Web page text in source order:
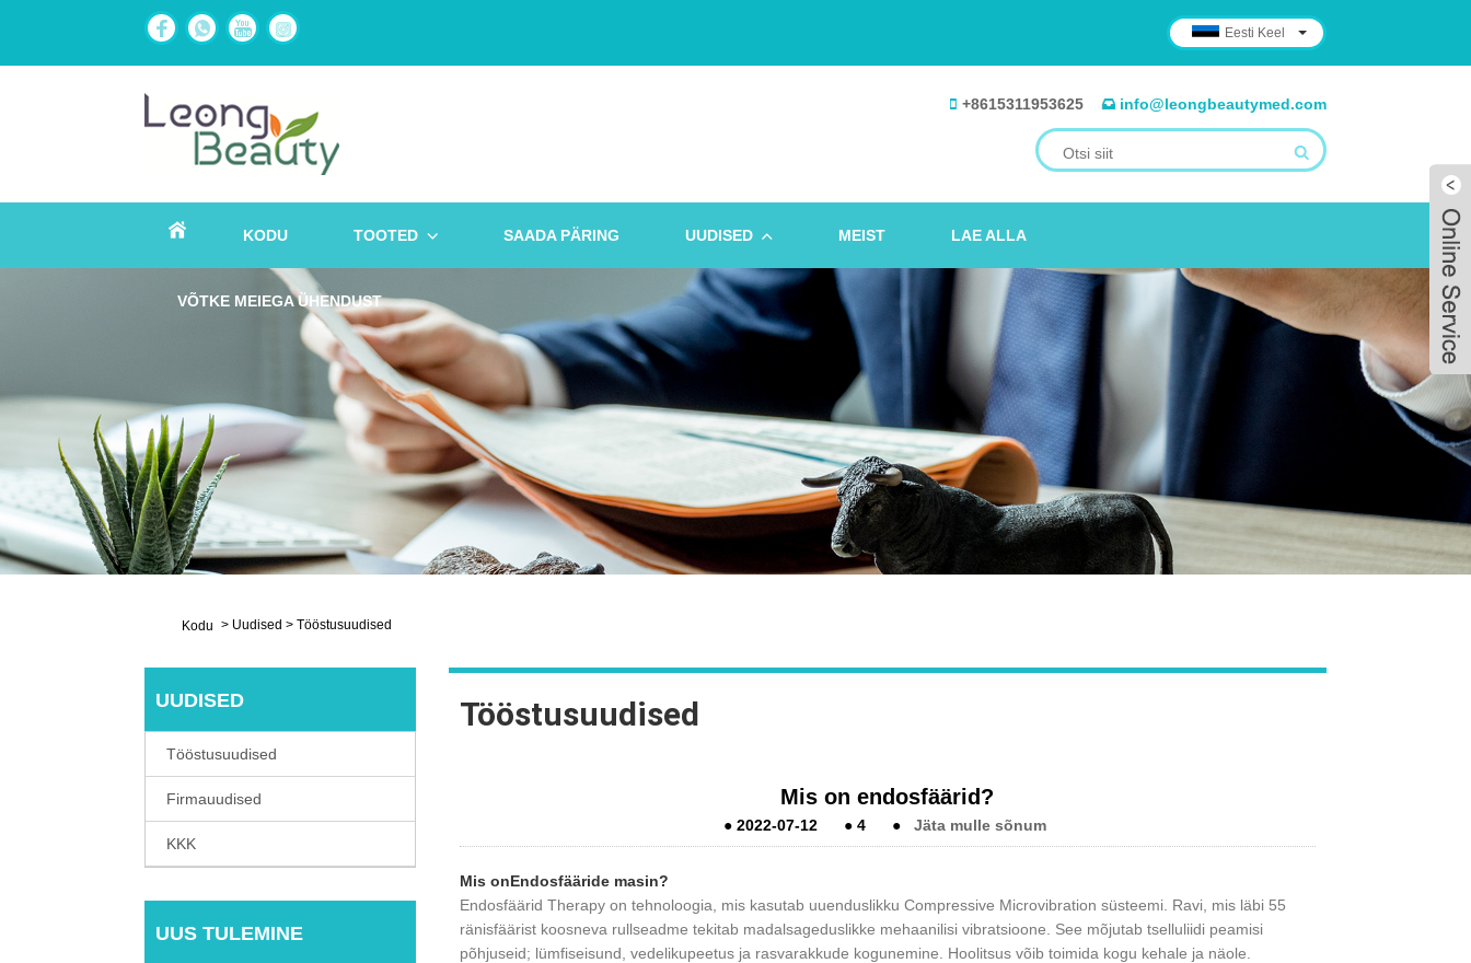
+8615311953625 info@leongbeautymed.com
Eesti Keel
KODU TOOTED SAADA PÄRING UUDISED MEIST LAE ALLA
VÕTKE MEIEGA ÜHENDUST
Kodu > Uudised > Tööstusuudised
UUDISED
Tööstusuudised
Firmauudised
KKK
UUS TULEMINE
Tööstusuudised
Mis on endosfäärid?
●2022-07-12 ●4 ● Jäta mulle sõnum
Mis onEndosfääride masin?
Endosfäärid Therapy on tehnoloogia, mis kasutab uuenduslikku Compressive Microvibration süsteemi. Ravi, mis läbi 55
ränisfäärist koosneva rullseadme tekitab madalsageduslikke mehaanilisi vibratsioone. See mõjutab tselluliidi peamisi
põhjuseid; lümfiseisund, vedelikupeetus ja rasvarakkude kogunemine. Hoolitsus võib toimida kogu kehale ja näole.